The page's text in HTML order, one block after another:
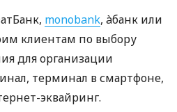
monobank, àбанк или
клиентам по выбору
для организации
терминал в смартфоне,
эквайринг.